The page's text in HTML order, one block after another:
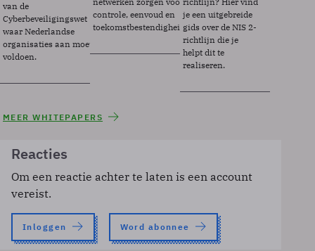
van de
Cyberbeveiligingswet
waar Nederlandse
organisaties aan moeten
voldoen.
controle, eenvoud en
toekomstbestendigheid.
je een uitgebreide
gids over de NIS 2-
richtlijn die je
helpt dit te
realiseren.
MEER WHITEPAPERS
Reacties
Om een reactie achter te laten is een account
vereist.
Inloggen Word abonnee